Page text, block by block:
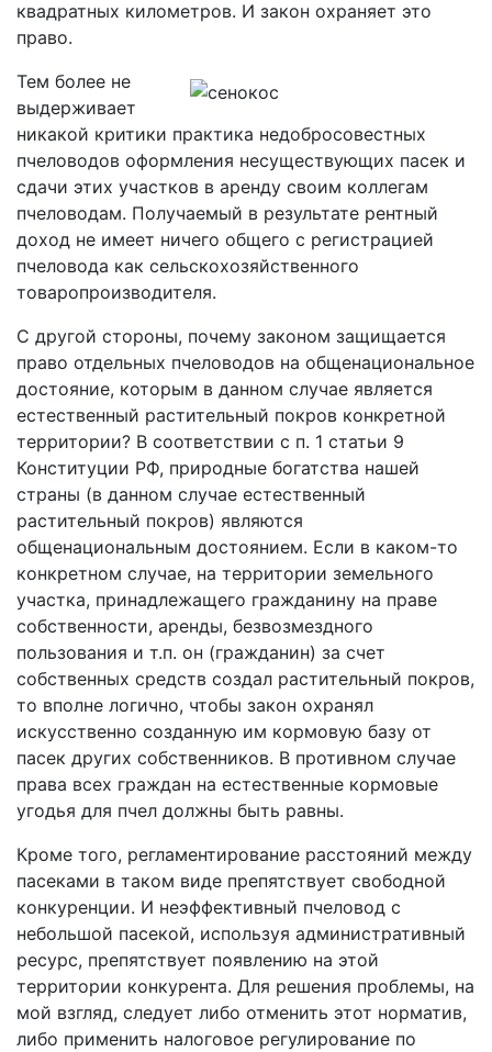
квадратных километров. И закон охраняет это
право.
Тем более не
выдерживает
никакой критики практика недобросовестных
пчеловодов оформления несуществующих пасек и
сдачи этих участков в аренду своим коллегам
пчеловодам. Получаемый в результате рентный
доход не имеет ничего общего с регистрацией
пчеловода как сельскохозяйственного
товаропроизводителя.
С другой стороны, почему законом защищается
право отдельных пчеловодов на общенациональное
достояние, которым в данном случае является
естественный растительный покров конкретной
территории? В соответствии с п. 1 статьи 9
Конституции РФ, природные богатства нашей
страны (в данном случае естественный
растительный покров) являются
общенациональным достоянием. Если в каком-то
конкретном случае, на территории земельного
участка, принадлежащего гражданину на праве
собственности, аренды, безвозмездного
пользования и т.п. он (гражданин) за счет
собственных средств создал растительный покров,
то вполне логично, чтобы закон охранял
искусственно созданную им кормовую базу от
пасек других собственников. В противном случае
права всех граждан на естественные кормовые
угодья для пчел должны быть равны.
Кроме того, регламентирование расстояний между
пасеками в таком виде препятствует свободной
конкуренции. И неэффективный пчеловод с
небольшой пасекой, используя административный
ресурс, препятствует появлению на этой
территории конкурента. Для решения проблемы, на
мой взгляд, следует либо отменить этот норматив,
либо применить налоговое регулирование по